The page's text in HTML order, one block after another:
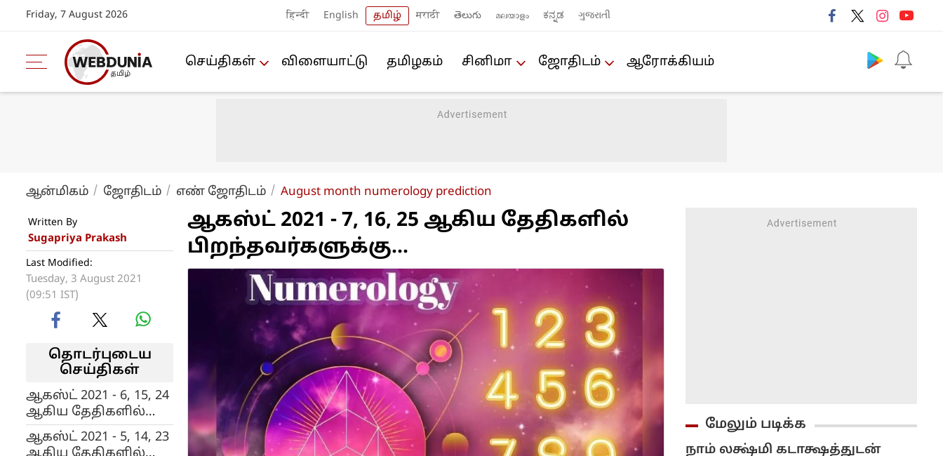
Friday, 7 August 2026 हिन्दी English தமிழ் मराठी తెలుగు മലയാളം ಕನ್ನಡ ગુજરાતી
செய்திகள் விளையா‌ட்டு த‌மிழக‌ம் சினிமா ஜோ‌திட‌ம் ஆரோக்கியம்
ஆன்மிகம் ஜோ‌திட‌ம் எ‌ண் ஜோ‌திட‌ம் August month numerology prediction
Written By
Sugapriya Prakash
Last Modified:
Tuesday, 3 August 2021
(09:51 IST)
தொடர்புடைய
செய்திகள்
ஆகஸ்ட் 2021 - 6, 15, 24
ஆகிய தேதிகளில்
பிறந்தவர்களுக்கு...
ஆகஸ்ட் 2021 - 5, 14, 23
ஆகஸ்ட் 2021 - 7, 16, 25 ஆகிய தேதிகளில்
பிறந்தவர்களுக்கு...
மேலும் படிக்க
நாம் லக்ஷ்மி கடாக்ஷத்துடன்